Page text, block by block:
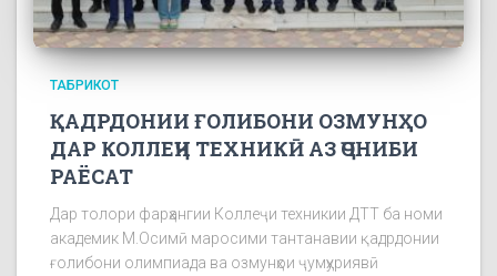
ТАБРИКОТ
ҚАДРДОНИИ ҒОЛИБОНИ ОЗМУНҲО
ДАР КОЛЛЕҶИ ТЕХНИКӢ АЗ ҶОНИБИ
РАЁСАТ
Дар толори фарҳангии Коллеҷи техникии ДТТ ба номи
академик М.Осимӣ маросими тантанавии қадрдонии
ғолибони олимпиада ва озмунҳои ҷумҳуриявӣ